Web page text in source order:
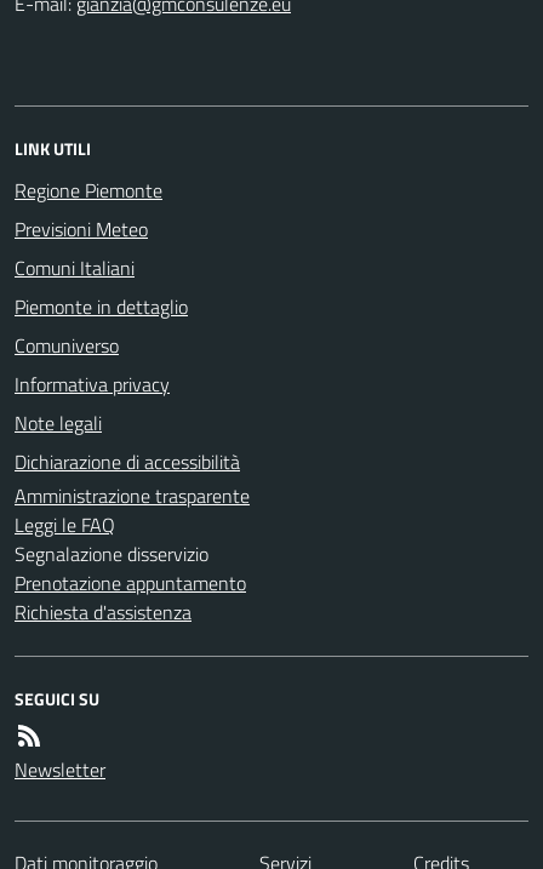
LINK UTILI
Regione Piemonte
Previsioni Meteo
Comuni Italiani
Piemonte in dettaglio
Comuniverso
Informativa privacy
Note legali
Dichiarazione di accessibilità
Amministrazione trasparente
Leggi le FAQ
Segnalazione disservizio
Prenotazione appuntamento
Richiesta d'assistenza
SEGUICI SU
Newsletter
Dati monitoraggio Servizi Credits